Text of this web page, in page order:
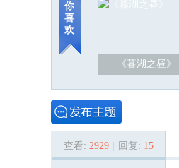
»
你
喜
欢
《暮湖之昼》
查看: 2929 回复: 15